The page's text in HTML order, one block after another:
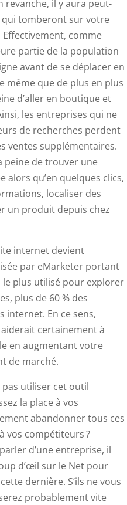
revanche, il y aura peut-
qui tomberont sur votre
comme
partie de la population
avant de se déplacer en
même que de plus en plus
d’aller en boutique et
les entreprises qui ne
de recherches perdent
ventes supplémentaires.
peine de trouver une
alors qu’en quelques clics,
localiser des
un produit depuis chez
internet devient
par eMarketer portant
plus utilisé pour explorer
plus de 60 % des
internet. En ce sens,
certainement à
en augmentant votre
de marché.
pas utiliser cet outil
la place à vos
abandonner tous ces
vos compétiteurs ?
d’une entreprise, il
d’œil sur le Net pour
dernière. S’ils ne vous
probablement vite